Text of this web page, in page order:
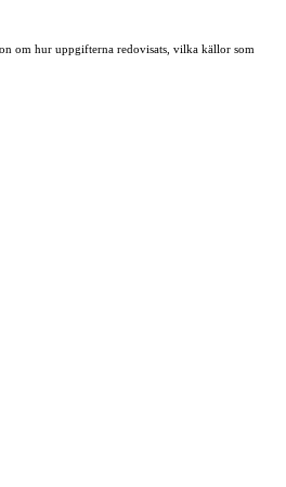
om hur uppgifterna redovisats, vilka källor som